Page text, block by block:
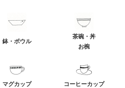
鉢・ボウル
茶碗・丼
お椀
マグカップ
コーヒーカップ